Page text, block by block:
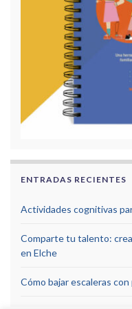
ENTRADAS RECIENTES
Actividades cognitivas
Comparte tu talento:
en Elche
Cómo bajar escaleras